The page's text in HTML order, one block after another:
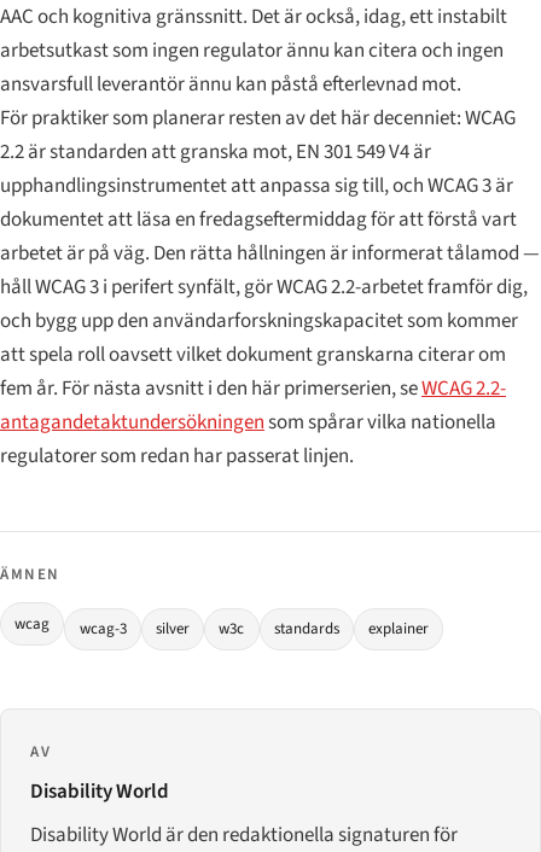
AAC och kognitiva gränssnitt. Det är också, idag, ett instabilt
arbetsutkast som ingen regulator ännu kan citera och ingen
ansvarsfull leverantör ännu kan påstå efterlevnad mot.
För praktiker som planerar resten av det här decenniet: WCAG
2.2 är standarden att granska mot, EN 301 549 V4 är
upphandlingsinstrumentet att anpassa sig till, och WCAG 3 är
dokumentet att läsa en fredagseftermiddag för att förstå vart
arbetet är på väg. Den rätta hållningen är informerat tålamod —
håll WCAG 3 i perifert synfält, gör WCAG 2.2-arbetet framför dig,
och bygg upp den användarforskningskapacitet som kommer
att spela roll oavsett vilket dokument granskarna citerar om
fem år. För nästa avsnitt i den här primerserien, seWCAG 2.2-
antagandetaktundersökningensom spårar vilka nationella
regulatorer som redan har passerat linjen.
ÄMNEN
wcag wcag-3 silver w3c standards explainer
AV
Disability World
Disability World är den redaktionella signaturen för